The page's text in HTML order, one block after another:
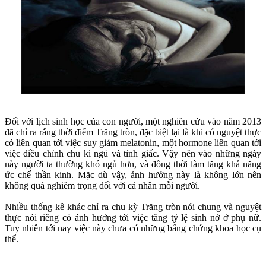
Đối với lịch sinh học của con người, một nghiên cứu vào năm 2013
đã chỉ ra rằng thời điểm Trăng tròn, đặc biệt lại là khi có nguyệt thực
có liên quan tới việc suy giảm melatonin, một hormone liên quan tới
việc điều chỉnh chu kì ngủ và tỉnh giấc. Vậy nên vào những ngày
này người ta thường khó ngủ hơn, và đồng thời làm tăng khả năng
ức chế thần kinh. Mặc dù vậy, ảnh hưởng này là không lớn nên
không quá nghiêm trọng đối với cá nhân mỗi người.
Nhiều thống kê khác chỉ ra chu kỳ Trăng tròn nói chung và nguyệt
thực nói riêng có ảnh hưởng tới việc tăng tỷ lệ sinh nở ở phụ nữ.
Tuy nhiên tới nay việc này chưa có những bằng chứng khoa học cụ
thể.